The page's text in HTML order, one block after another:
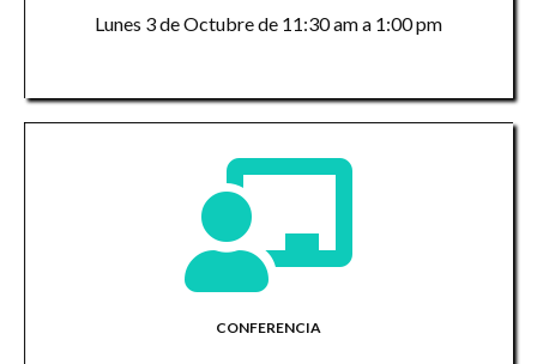
Lunes 3 de Octubre de 11:30 am a 1:00 pm
CONFERENCIA